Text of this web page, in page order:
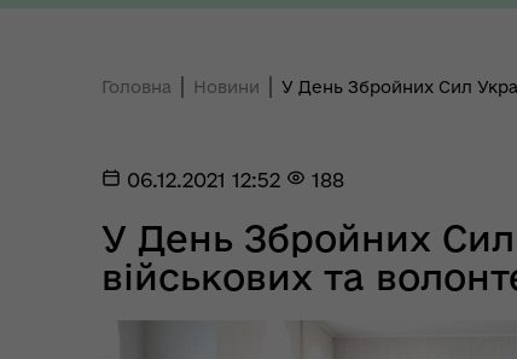
Регіональне представництво
Уповноваженого Верховної
Полтавській області
Головна Новини У День Збройних Сил
06.12.2021 12:52 188
У День Збройних Сил
військових та